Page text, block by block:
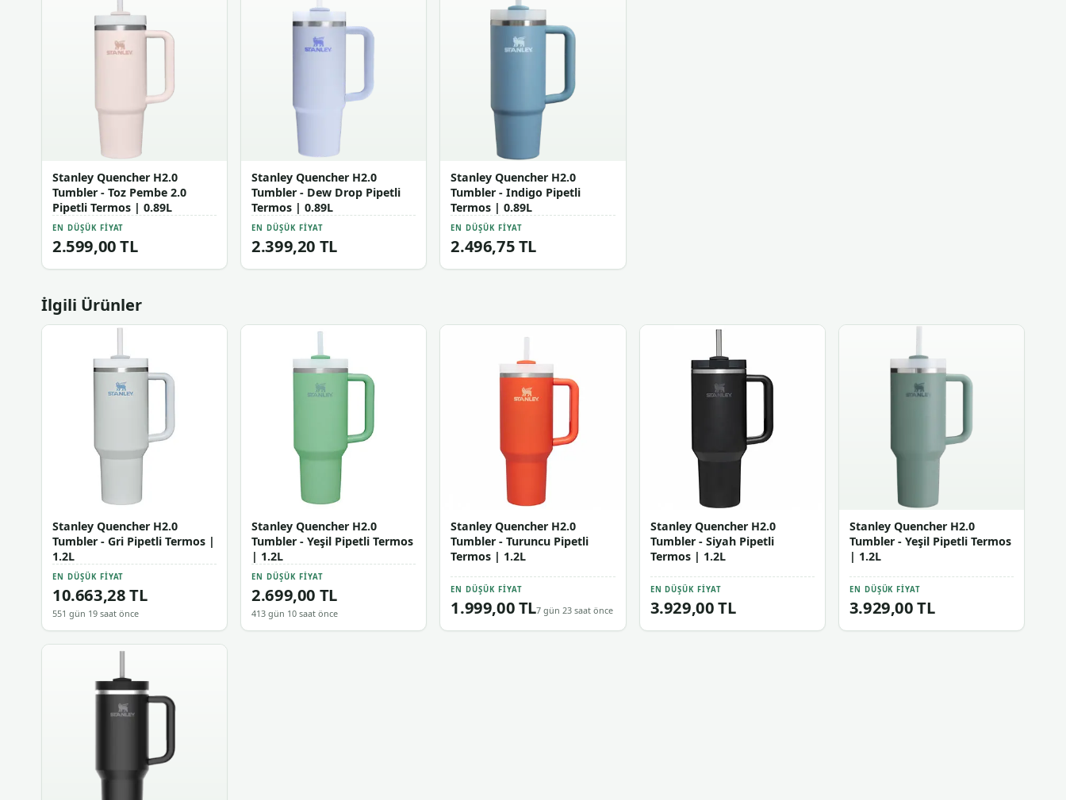
Stanley Quencher H2.0
Tumbler - Toz Pembe 2.0
Pipetli Termos | 0.89L
EN DÜŞÜK FIYAT
2.599,00 TL
Stanley Quencher H2.0
Tumbler - Dew Drop Pipetli
Termos | 0.89L
EN DÜŞÜK FIYAT
2.399,20 TL
Stanley Quencher H2.0
Tumbler - Indigo Pipetli
Termos | 0.89L
EN DÜŞÜK FIYAT
2.496,75 TL
İlgili Ürünler
Stanley Quencher H2.0
Tumbler - Gri Pipetli Termos |
1.2L
EN DÜŞÜK FIYAT
10.663,28 TL
551 gün 19 saat önce
Stanley Quencher H2.0
Tumbler - Yeşil Pipetli Termos
| 1.2L
EN DÜŞÜK FIYAT
2.699,00 TL
413 gün 10 saat önce
Stanley Quencher H2.0
Tumbler - Turuncu Pipetli
Termos | 1.2L
EN DÜŞÜK FIYAT
1.999,00 TL7 gün 23 saat önce
Stanley Quencher H2.0
Tumbler - Siyah Pipetli
Termos | 1.2L
EN DÜŞÜK FIYAT
3.929,00 TL
Stanley Quencher H2.0
Tumbler - Yeşil Pipetli Termos
| 1.2L
EN DÜŞÜK FIYAT
3.929,00 TL